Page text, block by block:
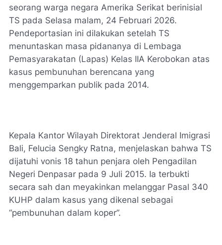
seorang warga negara Amerika Serikat berinisial
TS pada Selasa malam, 24 Februari 2026.
Pendeportasian ini dilakukan setelah TS
menuntaskan masa pidananya di Lembaga
Pemasyarakatan (Lapas) Kelas IIA Kerobokan atas
kasus pembunuhan berencana yang
menggemparkan publik pada 2014.
Kepala Kantor Wilayah Direktorat Jenderal Imigrasi
Bali, Felucia Sengky Ratna, menjelaskan bahwa TS
dijatuhi vonis 18 tahun penjara oleh Pengadilan
Negeri Denpasar pada 9 Juli 2015. Ia terbukti
secara sah dan meyakinkan melanggar Pasal 340
KUHP dalam kasus yang dikenal sebagai
“pembunuhan dalam koper”.